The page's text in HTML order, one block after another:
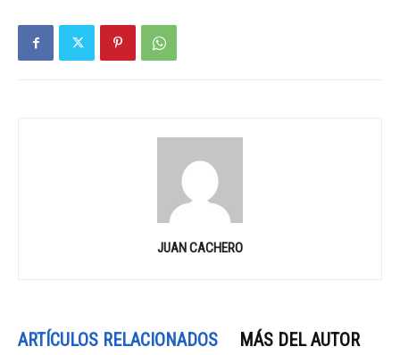
JUAN CACHERO
ARTÍCULOS RELACIONADOS MÁS DEL AUTOR